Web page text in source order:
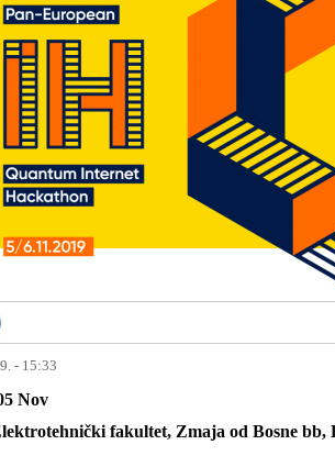
- 15:33
Nov
fakultet, Zmaja od Bosne bb,